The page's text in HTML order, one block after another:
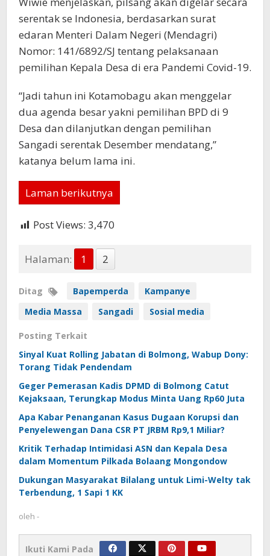
serentak se Indonesia, berdasarkan surat
edaran Menteri Dalam Negeri (Mendagri)
Nomor: 141/6892/SJ tentang pelaksanaan
pemilihan Kepala Desa di era Pandemi Covid-19.
“Jadi tahun ini Kotamobagu akan menggelar
dua agenda besar yakni pemilihan BPD di 9
Desa dan dilanjutkan dengan pemilihan
Sangadi serentak Desember mendatang,”
katanya belum lama ini.
Laman berikutnya
Post Views: 3,470
Halaman: 1 2
Ditag Bapemperda
Kampanye
Media Massa
Sangadi Sosial media
Posting Terkait
Sinyal Kuat Rolling Jabatan di Bolmong, Wabup Dony:
Torang Tidak Pendendam
Geger Pemerasan Kadis DPMD di Bolmong Catut
Kejaksaan, Terungkap Modus Minta Uang Rp60 Juta
Apa Kabar Penanganan Kasus Dugaan Korupsi dan
Penyelewengan Dana CSR PT JRBM Rp9,1 Miliar?
Kritik Terhadap Intimidasi ASN dan Kepala Desa
dalam Momentum Pilkada Bolaang Mongondow
Dukungan Masyarakat Bilalang untuk Limi-Welty tak
Terbendung, 1 Sapi 1 KK
oleh -
Ikuti Kami Pada